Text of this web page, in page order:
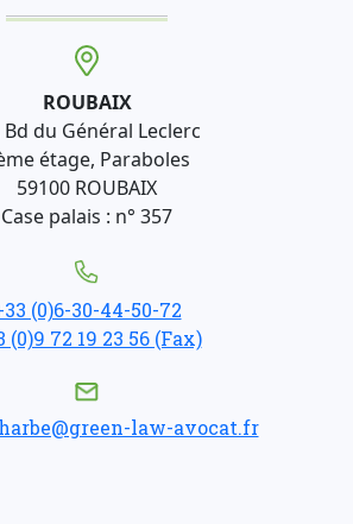
ROUBAIX
Bd du Général Leclerc
étage, Paraboles
59100 ROUBAIX
Case palais : n° 357
(0)6-30-44-50-72
(0)9 72 19 23 56 (Fax)
law-avocat.fr